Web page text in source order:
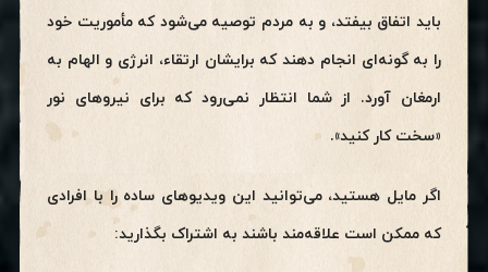
باید اتفاق بیفتد، و به مردم توصیه می‌شود که مأموریت خود
را به گونه‌ای انجام دهند که برایشان ارتقاء، انرژی و الهام به
ارمغان آورد. از شما انتظار نمی‌رود که برای نیروهای نور
«سخت کار کنید».
اگر مایل هستید، می‌توانید این ویدیوهای ساده را با افرادی
که ممکن است علاقه‌مند باشند به اشتراک بگذارید: